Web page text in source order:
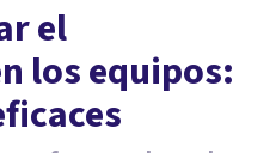
el
los equipos: